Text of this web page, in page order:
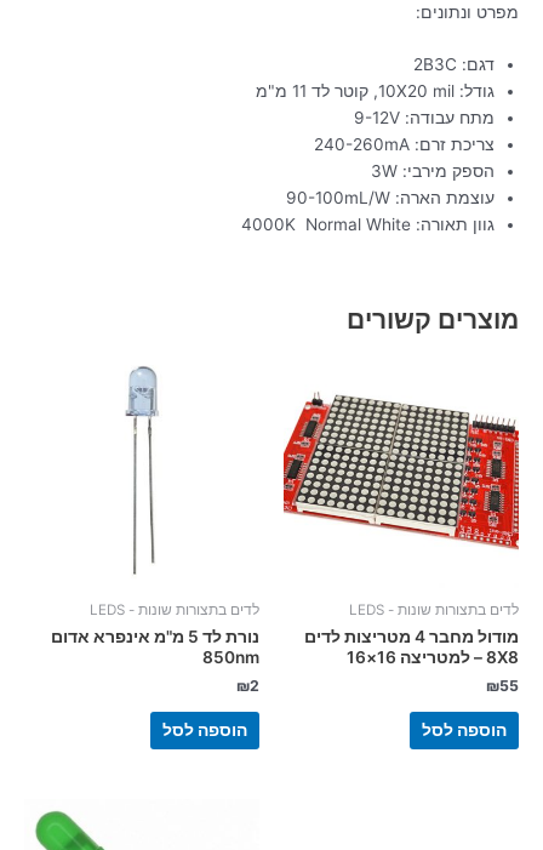
מפרט ונתונים:
דגם: 2B3C
גודל: 10X20 mil, קוטר לד 11 מ"מ
מתח עבודה: 9-12V
צריכת זרם: 240-260mA
הספק מירבי: 3W
עוצמת הארה: 90-100mL/W
גוון תאורה: 4000K Normal White
מוצרים קשורים
לדים בתצורות שונות - LEDS
מודול מחבר 4 מטריצות לדים
8X8 – למטריצה 16×16
₪55
הוספה לסל
לדים בתצורות שונות - LEDS
נורת לד 5 מ"מ אינפרא אדום
850nm
₪2
הוספה לסל